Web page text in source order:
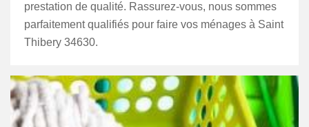
prestation de qualité. Rassurez-vous, nous sommes
parfaitement qualifiés pour faire vos ménages à Saint
Thibery 34630.